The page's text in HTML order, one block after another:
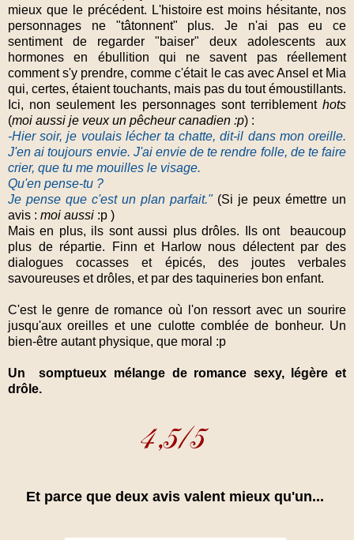
mieux que le précédent. L'histoire est moins hésitante, nos
personnages ne "tâtonnent" plus. Je n'ai pas eu ce
sentiment de regarder "baiser" deux adolescents aux
hormones en ébullition qui ne savent pas réellement
comment s'y prendre, comme c'était le cas avec Ansel et Mia
qui, certes, étaient touchants, mais pas du tout émoustillants.
Ici, non seulement les personnages sont terriblementhots
(moi aussi je veux un pêcheur canadien :p) :
-Hier soir, je voulais lécher ta chatte, dit-il dans mon oreille.
J'en ai toujours envie. J'ai envie de te rendre folle, de te faire
crier, que tu me mouilles le visage.
Qu'en pense-tu ?
Je pense que c'est un plan parfait."(Si je peux émettre un
avis : moi aussi :p )
Mais en plus, ils sont aussi plus drôles. Ils ont beaucoup
plus de répartie. Finn et Harlow nous délectent par des
dialogues cocasses et épicés, des joutes verbales
savoureuses et drôles, et par des taquineries bon enfant.
C'est le genre de romance où l'on ressort avec un sourire
jusqu'aux oreilles et une culotte comblée de bonheur. Un
bien-être autant physique, que moral :p
Un somptueux mélange de romance sexy, légère et
drôle.
Et parce que deux avis valent mieux qu'un...